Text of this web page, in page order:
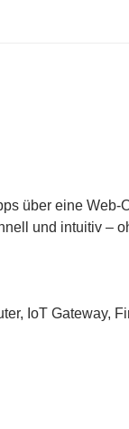
über eine Web-
und intuitiv –
IoT Gateway,